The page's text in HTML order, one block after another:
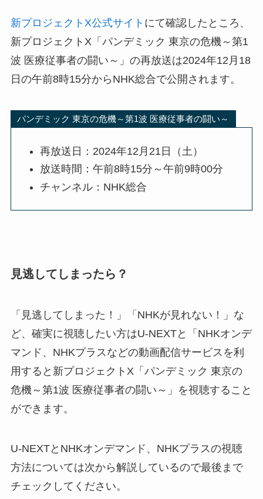
新プロジェクトX公式サイト にて確認したところ、
新プロジェクトX「パンデミック 東京の危機～第1
波 医療従事者の闘い～」の再放送は2024年12月18
日の午前8時15分からNHK総合で公開されます。
パンデミック 東京の危機～第1波 医療従事者の闘い～
再放送日：2024年12月21日（土）
放送時間：午前8時15分～午前9時00分
チャンネル：NHK総合
見逃してしまったら？
「見逃してしまった！」「NHKが見れない！」な
ど、確実に視聴したい方はU-NEXTと「NHKオンデ
マンド、NHKプラスなどの動画配信サービスを利
用すると新プロジェクトX「パンデミック 東京の
危機～第1波 医療従事者の闘い～」を視聴すること
ができます。
U-NEXTとNHKオンデマンド、NHKプラスの視聴
方法については次から解説しているので最後まで
チェックしてください。